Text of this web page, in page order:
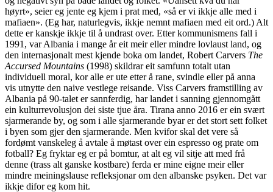
høyrt», seier eg jente eg kjem i prat med, «så er vi ikkje alle med i
mafiaen». (Eg har, naturlegvis, ikkje nemnt mafiaen med eit ord.) Alt
dette er kanskje ikkje til å undrast over. Etter kommunismens fall i
1991, var Albania i mange år eit meir eller mindre lovlaust land, og
den internasjonalt mest kjende boka om landet, Robert Carvers The
Accursed Mountains (1998) skildrar eit samfunn totalt utan
individuell moral, kor alle er ute etter å rane, svindle eller på anna
vis utnytte den naive vestlege reisande. Viss Carvers framstilling av
Albania på 90-talet er sannferdig, har landet i sanning gjennomgått
ein kulturrevolusjon dei siste tjue åra. Tirana anno 2016 er ein svært
sjarmerande by, og som i alle sjarmerande byar er det stort sett folket
i byen som gjer den sjarmerande. Men kvifor skal det vere så
fordømt vanskeleg å avtale å møtast over ein espresso og prate om
fotball? Eg fryktar eg er på bomtur, at alt eg vil sitje att med frå
denne (trass alt ganske kostbare) ferda er mine eigne meir eller
mindre meiningslause refleksjonar om den albanske psyken. Det var
ikkje difor eg kom hit.